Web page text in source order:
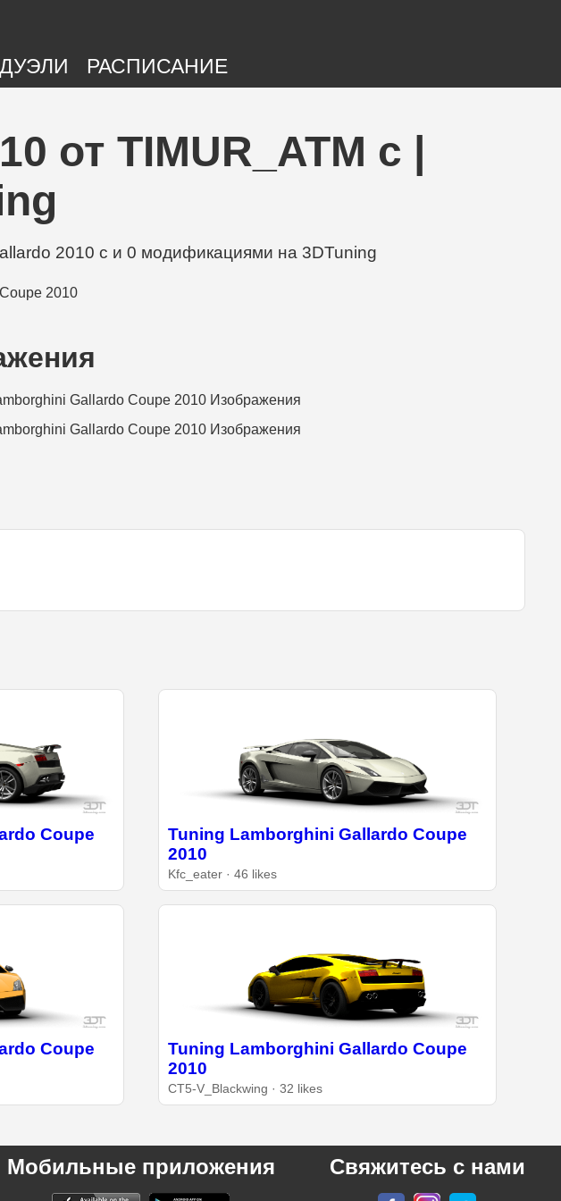
ДУЭЛИ РАСПИСАНИЕ
от TIMUR_ATM с |
2010 с и 0 модификациями на 3DTuning
Coupe
Tuning Lamborghini Gallardo Coupe
2010
Kfc_eater · 46 likes
Coupe
Tuning Lamborghini Gallardo Coupe
2010
CT5-V_Blackwing · 32 likes
Мобильные приложения Свяжитесь с нами